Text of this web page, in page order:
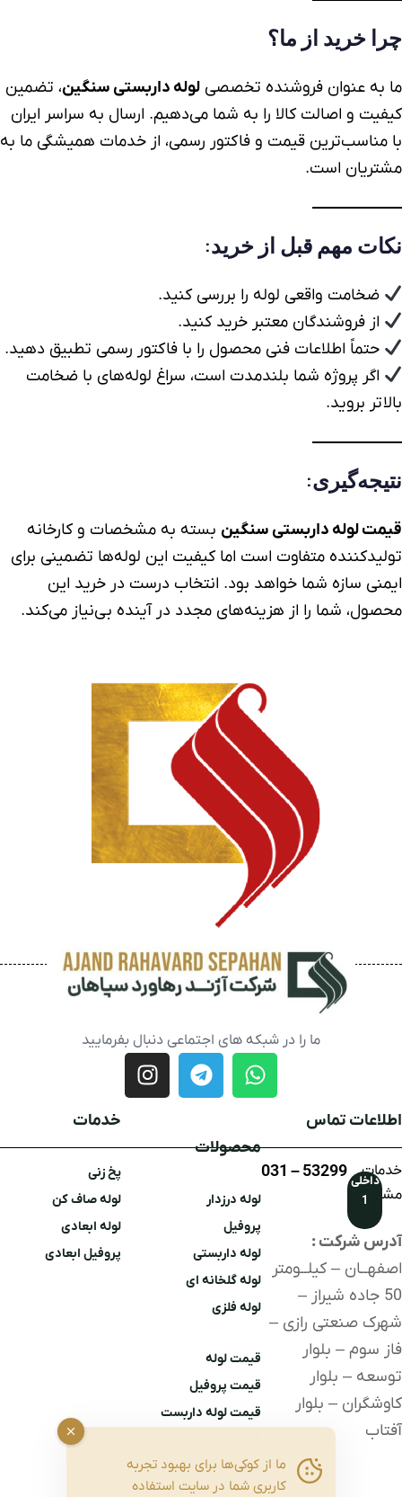
چرا خرید از ما؟
ما به عنوان فروشنده تخصصی لوله داربستی سنگین، تضمین
کیفیت و اصالت کالا را به شما می‌دهیم. ارسال به سراسر ایران
با مناسب‌ترین قیمت و فاکتور رسمی، از خدمات همیشگی ما به
مشتریان است.
نکات مهم قبل از خرید:
ضخامت واقعی لوله را بررسی کنید.
از فروشندگان معتبر خرید کنید.
حتماً اطلاعات فنی محصول را با فاکتور رسمی تطبیق دهید.
اگر پروژه شما بلندمدت است، سراغ لوله‌های با ضخامت
بالاتر بروید.
نتیجه‌گیری:
قیمت لوله داربستی سنگین بسته به مشخصات و کارخانه
تولیدکننده متفاوت است اما کیفیت این لوله‌ها تضمینی برای
ایمنی سازه شما خواهد بود. انتخاب درست در خرید این
محصول، شما را از هزینه‌های مجدد در آینده بی‌نیاز می‌کند.
ما را در شبکه های اجتماعی دنبال بفرمایید
اطلاعات تماس
خدمات
مشتریان
داخلی
1
53299 – 031
آدرس شرکت :
اصفهــان – کیلــومتر
50 جاده شیراز –
شهرک صنعتی رازی –
فاز سوم – بلوار
توسعه – بلوار
کاوشگران – بلوار
آفتاب
محصولات
لوله درزدار
پروفیل
لوله داربستی
لوله گلخانه ای
لوله فلزی
قیمت لوله
قیمت پروفیل
قیمت لوله داربست
قیمت لوله فلزی
خدمات
پخ زنی
لوله صاف کن
لوله ابعادی
پروفیل ابعادی
ما از کوکی‌ها برای بهبود تجربه
کاربری شما در سایت استفاده